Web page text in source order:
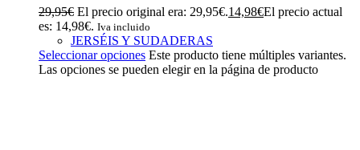
29,95€ El precio original era: 29,95€.14,98€El precio actual
es: 14,98€. Iva incluido
JERSÉIS Y SUDADERAS
Seleccionar opciones Este producto tiene múltiples variantes.
Las opciones se pueden elegir en la página de producto